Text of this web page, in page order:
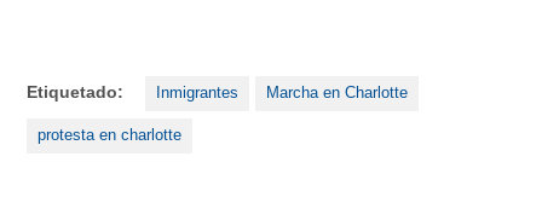
Etiquetado: Inmigrantes Marcha en Charlotte
protesta en charlotte